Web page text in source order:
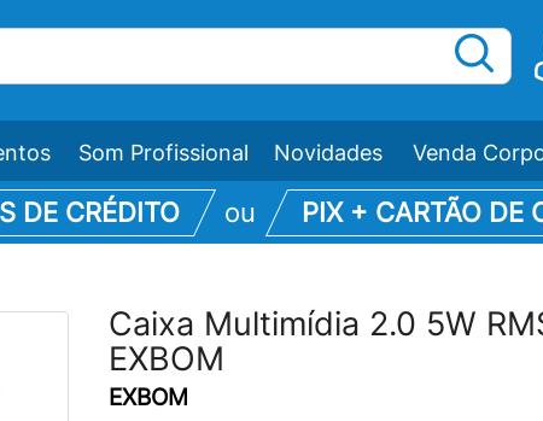
Som Profissional Novidades Venda
DE CRÉDITO ou PIX + CARTÃO DE
Caixa Multimídia 2.0 5W
EXBOM
EXBOM